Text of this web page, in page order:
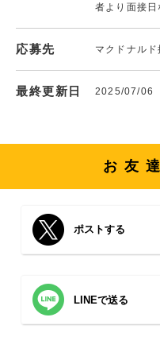
者より面接日
応募先 マクドナル
最終更新日 2025/07/06
お友
ポストする
LINEで送る